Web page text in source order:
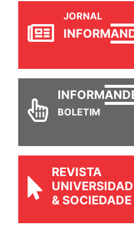
JORNAL
INFORM
REVISTA
UNIVERSIDADE